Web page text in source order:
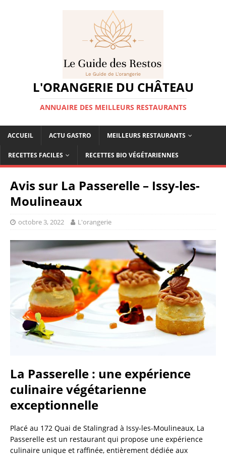
L'ORANGERIE DU CHÂTEAU
ANNUAIRE DES MEILLEURS RESTAURANTS
ACCUEIL ACTU GASTRO MEILLEURS RESTAURANTS
RECETTES FACILES RECETTES BIO VÉGÉTARIENNES
Avis sur La Passerelle – Issy-les-
Moulineaux
octobre 3, 2022 L'orangerie
La Passerelle : une expérience
culinaire végétarienne
exceptionnelle
Placé au 172 Quai de Stalingrad à Issy-les-Moulineaux, La
Passerelle est un restaurant qui propose une expérience
culinaire unique et raffinée, entièrement dédiée aux